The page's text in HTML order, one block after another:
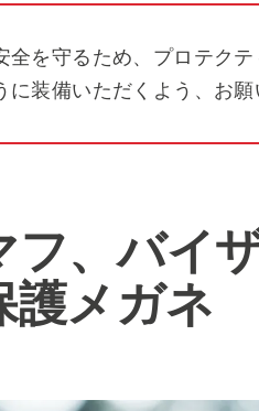
全を守るため、プロテク
に装備いただくよう、お願
フ、バイ
護メガネ